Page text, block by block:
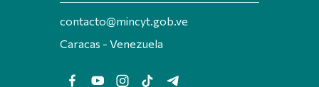
contacto@mincyt.gob.ve
Caracas - Venezuela